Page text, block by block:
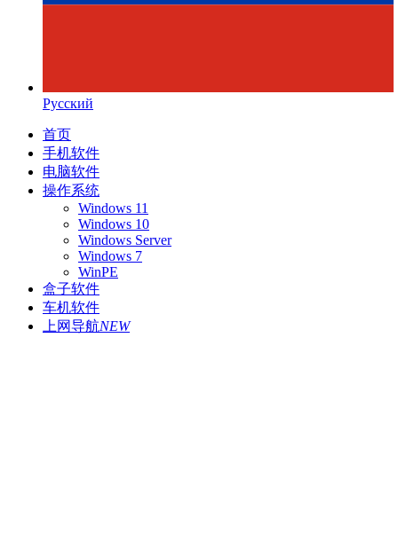
Русский
首页
手机软件
电脑软件
操作系统
Windows 11
Windows 10
Windows Server
Windows 7
WinPE
盒子软件
车机软件
上网导航NEW